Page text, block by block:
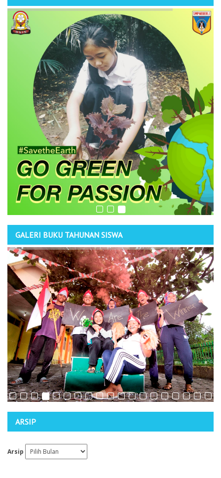
GALERI BUKU TAHUNAN SISWA
ARSIP
Arsip